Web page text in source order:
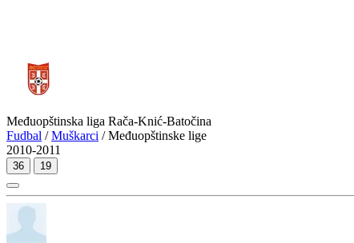
Međuopštinska liga Rača-Knić-Batočina
Fudbal /Muškarci / Međuopštinske lige
2010-2011
36 19